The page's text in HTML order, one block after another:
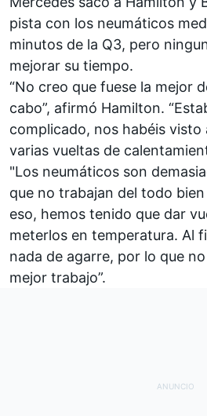
pista con los neumáticos
minutos de la Q3, pero
mejorar su tiempo.
“No creo que fuese la mejor
cabo”, afirmó Hamilton.
complicado, nos habéis visto
varias vueltas de
"Los neumáticos son
que no trabajan del todo
eso, hemos tenido que dar
meterlos en temperatura. Al
nada de agarre, por lo que
mejor trabajo”.